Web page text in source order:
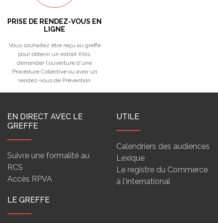
PRISE DE RENDEZ-VOUS EN
LIGNE
Vous souhaitez être reçu au greffe
pour obtenir un extrait Kbis,
demander l'ouverture d'une
Procédure Collective ou avoir un
rendez-vous de Prévention
EN DIRECT AVEC LE
GREFFE
Suivre une formalité au
RCS
Accès RPVA
UTILE
Calendriers des audiences
Lexique
Le registre du Commerce
à l'international
LE GREFFE